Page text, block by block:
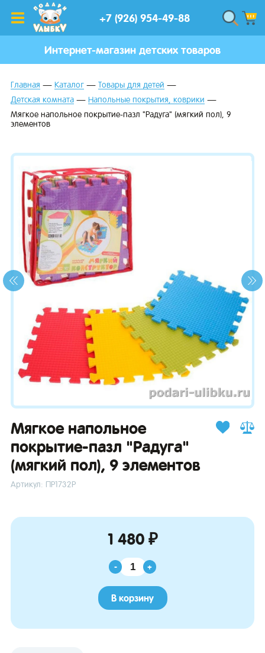
+7 (926) 954-49-88
Интернет-магазин детских товаров
Главная Каталог
Товары для детей
Детская комната
Напольные покрытия, коврики
Мягкое напольное покрытие-пазл "Радуга" (мягкий пол), 9
элементов
Мягкое напольное
покрытие-пазл "Радуга"
(мягкий пол), 9 элементов
Артикул: ПР1732Р
1 480 ₽
- +
В корзину